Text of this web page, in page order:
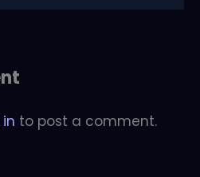
to post a comment.